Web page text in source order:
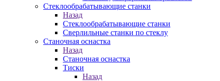
Стеклообрабатывающие станки
Назад
Стеклообрабатывающие станки
Сверлильные станки по стеклу
Станочная оснастка
Назад
Станочная оснастка
Тиски
Назад